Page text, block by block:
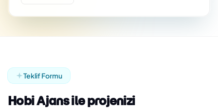
Teklif Formu
Hobi Ajans ile projenizi